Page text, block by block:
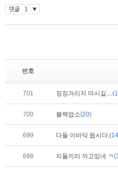
번호
701 징징거리지 마시길....
700 블랙업소(20)
699 다들 이바닥 뜹시다.
698 지들끼리 까고있네 ㅋ